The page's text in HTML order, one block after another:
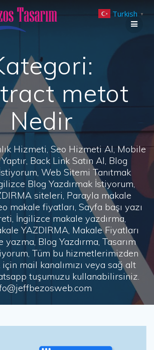
to
metot
Nedir
Hizmeti, Seo Hizmeti Al, Mobile
Back Link Satın Al, Blog
Web Sitemi Tanıtmak
Blog Yazdırmak İstiyorum,
siteleri, Parayla makale
makale fiyatları, Sayfa başı yazı
İngilizce makale yazdırma,
YAZDIRMA, Makale Fiyatları
yazma, Blog Yazdırma, Tasarım
Tüm bu hizmetlerimizden
mail kanalımızı veya sağ alt
tuşumuzu kullanabilirsiniz.
Turkish ▼